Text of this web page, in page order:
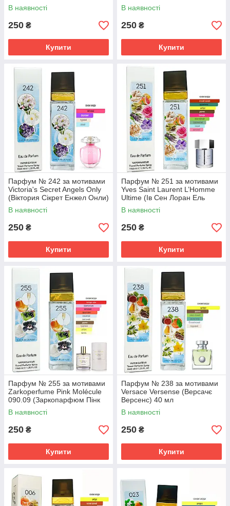
В наявності
250 ₴
Купити
В наявності
250 ₴
Купити
Парфум № 242 за мотивами
Victoria's Secret Angels Only
(Віктория Сікрет Енжел Онли)
40 мл
В наявності
250 ₴
Купити
Парфум № 251 за мотивами
Yves Saint Laurent L’Homme
Ultime (Ів Сен Лоран Ель
Хоум Ультім) 40 мл
В наявності
250 ₴
Купити
Парфум № 255 за мотивами
Zarkoperfume Pink Molécule
090.09 (Заркопарфюм Пінк
Молекула 090.09) 40 мл
В наявності
250 ₴
Купити
Парфум № 238 за мотивами
Versace Versense (Версачє
Версенс) 40 мл
В наявності
250 ₴
Купити